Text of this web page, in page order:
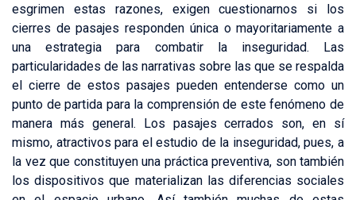
esgrimen estas razones, exigen cuestionarnos si los
cierres de pasajes responden única o mayoritariamente a
una estrategia para combatir la inseguridad. Las
particularidades de las narrativas sobre las que se respalda
el cierre de estos pasajes pueden entenderse como un
punto de partida para la comprensión de este fenómeno de
manera más general. Los pasajes cerrados son, en sí
mismo, atractivos para el estudio de la inseguridad, pues, a
la vez que constituyen una práctica preventiva, son también
los dispositivos que materializan las diferencias sociales